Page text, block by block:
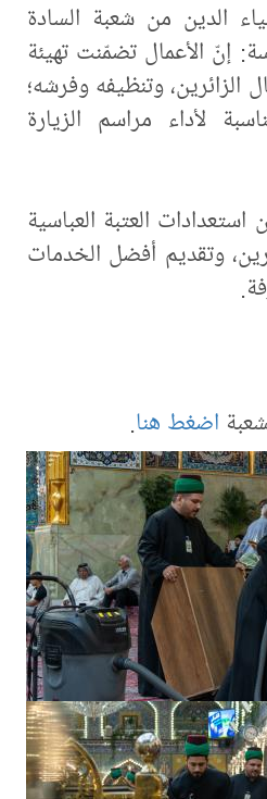
الدين من شعبة السادة
إنّ الأعمال تضمّنت تهيئة
الزائرين، وتنظيفه وفرشه؛
لأداء مراسم الزيارة
العتبة العباسية
وتقديم أفضل الخدمات
اضغط هنا.